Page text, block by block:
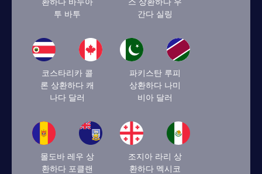
투 바투
간다 실링
코스타리카 콜
론 상환하다 캐
나다 달러
파키스탄 루피
상환하다 나미
비아 달러
몰도바 레우 상
환하다 포클랜
조지아 라리 상
환하다 멕시코